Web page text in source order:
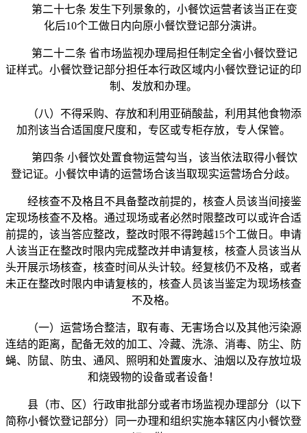
第二十七条 发生下列景象的，小餐饮运营者该当正在变
化后10个工做日内向原小餐饮登记部分演讲。
第二十二条 省市场监视办理局担任制定全省小餐饮登记
证样式。小餐饮登记部分担任本行政区域内小餐饮登记证的印
制、发放和办理。
（八）不得采购、存放和利用亚硝酸盐，利用其他食物添
加剂该当合适国度尺度和，专区或专柜存放，专人保管。
第四条 小餐饮处置食物运营勾当，该当依法取得小餐饮
登记证。小餐饮申请的运营场合该当取现实运营场合分歧。
经核查不及格且不具备整改前提的，核查人员该当间接鉴
定现场核查不及格。通过现场或者必然时限整改可以或许合适
前提的，该当答应整改，整改时限不得跨越15个工做日。申请
人该当正在整改时限内完成整改并申请复核，核查人员该当从
头开展示场核查，核查时间从头计较。经复核仍不及格，或者
未正在整改时限内申请复核的，核查人员该当鉴定为现场核查
不及格。
（一）运营场合整洁，取有毒、无害场合以及其他污染源
连结的距离，配备无效的加工、冷藏、洗涤、消毒、防尘、防
蝇、防鼠、防虫、通风、照明和处置废水、油烟以及存放垃圾
和烧毁物的设备或者设备！
县（市、区）行政审批部分或者市场监视办理部分（以下
简称小餐饮登记部分）同一办理和组织实施本辖区内小餐饮登